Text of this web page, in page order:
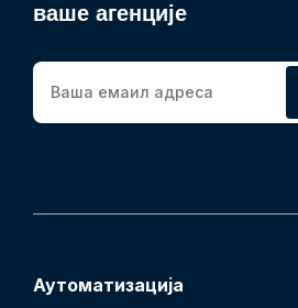
ваше агенције
Аутоматизација